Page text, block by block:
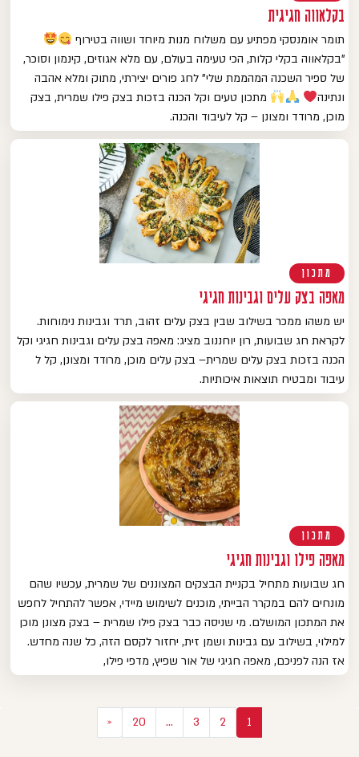
בקלאווה חגיגית
תומר אומנסקי מפתיע עם משלוח מנות מיוחד ושווה בטירוף
"בקלאווה בקלי קלות, הכי טעימה בעולם, עם מלא אגוזים, קינמון וסוכר,
של ספיר השכנה המהממת שלי" לחג פורים יצירתי, מתוק ומלא אהבה
ונתינה
מתכון טעים וקל הכנה בזכות בצק פילו שמרית, בצק
מוכן, מרודד ומצונן – קל לעיבוד והכנה.
מתכון
מאפה בצק עלים וגבינות חגיגי
יש משהו ממכר בשילוב שבין בצק עלים זהוב, תרד וגבינות נימוחות.
לקראת חג שבועות, רון יוחננוב מציג: מאפה בצק עלים וגבינות חגיגי וקל
הכנה בזכות בצק עלים שמרית– בצק עלים מוכן, מרודד ומצונן, קל ל
עיבוד ומבטיח תוצאות איכותיות.
מתכון
מאפה פילו וגבינות חגיגי
חג שבועות מתחיל בקניית הבצקים המצוננים של שמרית, עכשיו שהם
מונחים להם במקרר הבייתי, מוכנים לשימוש מיידי, אפשר להתחיל לחפש
את המתכון המושלם. מי שניסה כבר בצק פילו שמרית – בצק מצונן מוכן
למילוי, בשילוב עם גבינות ושמן זית, יחזור לקסם הזה, כל שנה מחדש.
אז הנה לפניכם, מאפה חגיגי של אור שפיץ, מדפי פילו,
1
2
3
…
20
«